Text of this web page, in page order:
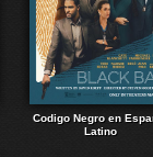
Codigo Negro en
Latino